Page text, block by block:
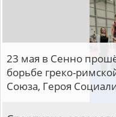
С 5 по 14 мая в
республиканских
юношеской
сеткой».В...Читать